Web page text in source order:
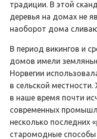
традиции. В этой
деревья на домах не
наоборот дома
В период викингов и
домов имели
Норвегии
в сельской
в наше время почти
современных
несколько последних
старомодные